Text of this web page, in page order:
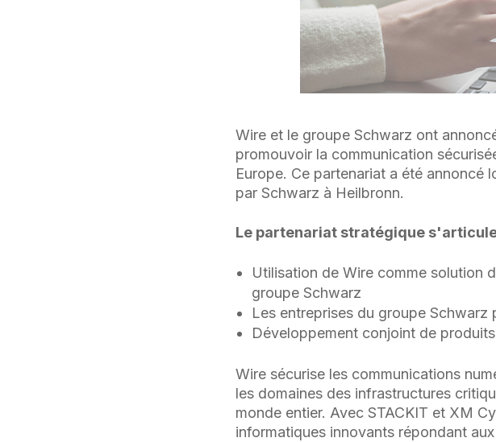
Wire et le groupe Schwarz ont
promouvoir la communication
Europe. Ce partenariat a été annoncé
par Schwarz à Heilbronn.
Le partenariat stratégique
Utilisation de Wire comme solution
groupe Schwarz
Les entreprises du groupe
Développement conjoint de
Wire sécurise les communications
les domaines des infrastructures
monde entier. Avec STACKIT et XM
informatiques innovants répondant